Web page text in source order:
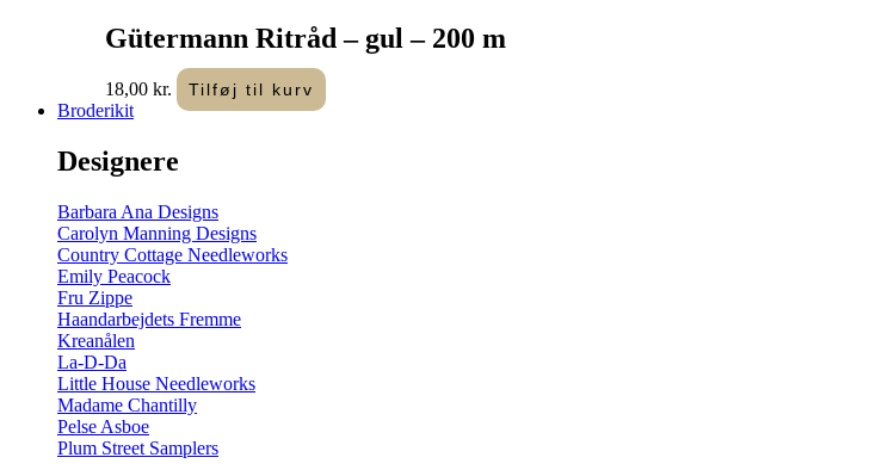
Gütermann Ritråd – gul – 200 m
18,00 kr. Tilføj til kurv
Broderikit
Designere
Barbara Ana Designs
Carolyn Manning Designs
Country Cottage Needleworks
Emily Peacock
Fru Zippe
Haandarbejdets Fremme
Kreanålen
La-D-Da
Little House Needleworks
Madame Chantilly
Pelse Asboe
Plum Street Samplers